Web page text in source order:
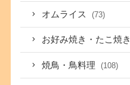
オムライス (73)
お好み焼き・たこ焼き
焼鳥・鳥料理 (108)